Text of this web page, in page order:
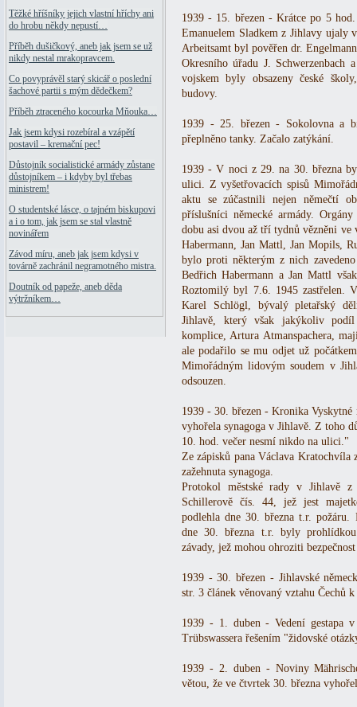
Těžké hříšníky jejich vlastní hříchy ani
do hrobu někdy nepustí…
Příběh dušičkový, aneb jak jsem se už
nikdy nestal mrakopravcem.
Co povyprávěl starý skicář o poslední
šachové partii s mým dědečkem?
Příběh ztraceného kocourka Mňouka…
Jak jsem kdysi rozebíral a vzápětí
postavil – kremační pec!
Důstojník socialistické armády zůstane
důstojníkem – i kdyby byl třebas
ministrem!
O studentské lásce, o tajném biskupovi
a i o tom, jak jsem se stal vlastně
novinářem
Závod míru, aneb jak jsem kdysi v
továrně zachránil negramotného mistra.
Doutník od papeže, aneb děda
výtržníkem…
1939 - 15. březen - Krátce po 5
Emanuelem Sladkem z Jihlavy ujaly
Arbeitsamt byl pověřen dr.
Okresního úřadu J. Schwerzenbach
vojskem byly obsazeny české
budovy.
1939 - 25. březen - Sokolovna a
přeplněno tanky. Začalo zatýkání.
1939 - V noci z 29. na 30. března
ulici. Z vyšetřovacích spisů
aktu se zúčastnili nejen němečtí
příslušníci německé armády.
dobu asi dvou až tří tydnů vězněni
Habermann, Jan Mattl, Jan Mopils,
bylo proti některým z nich
Bedřich Habermann a Jan Mattl
Roztomilý byl 7.6. 1945 zastřelen.
Karel Schlögl, bývalý pletařský
Jihlavě, který však jakýkoliv
komplice, Artura Atmanspachera,
ale podařilo se mu odjet už
Mimořádným lidovým soudem v
odsouzen.
1939 - 30. březen - Kronika
vyhořela synagoga v Jihlavě. Z toho
10. hod. večer nesmí nikdo na ulici."
Ze zápisků pana Václava
zažehnuta synagoga.
Protokol městské rady v Jihlavě
Schillerově čís. 44, jež jest
podlehla dne 30. března t.r. požáru.
dne 30. března t.r. byly
závady, jež mohou ohroziti
1939 - 30. březen - Jihlavské
str. 3 článek věnovaný vztahu Čechů
1939 - 1. duben - Vedení gestapa v
Trübswassera řešením "židovské
1939 - 2. duben - Noviny
větou, že ve čtvrtek 30. března